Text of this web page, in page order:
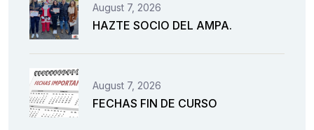
August 7, 2026
HAZTE SOCIO DEL AMPA.
August 7, 2026
FECHAS FIN DE CURSO